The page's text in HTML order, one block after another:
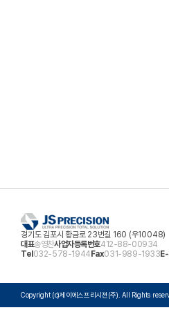
경기도 김포시 황금로 23번길 160 (우10048)
대표송영찬사업자등록번호412-88-00934
Tel 032-578-1944 Fax031-989-1933
Copyright (c)제이에스프리시젼(주). All Rights